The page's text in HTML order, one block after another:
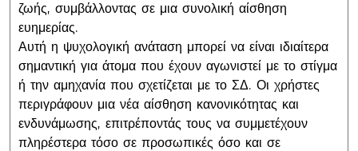
ζωής, συμβάλλοντας σε μια συνολική αίσθηση
ευημερίας.
Αυτή η ψυχολογική ανάταση μπορεί να είναι ιδιαίτερα
σημαντική για άτομα που έχουν αγωνιστεί με το στίγμα
ή την αμηχανία που σχετίζεται με το ΣΔ. Οι χρήστες
περιγράφουν μια νέα αίσθηση κανονικότητας και
ενδυνάμωσης, επιτρέποντάς τους να συμμετέχουν
πληρέστερα τόσο σε προσωπικές όσο και σε